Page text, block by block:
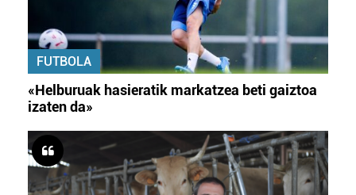
FUTBOLA
«Helburuak hasieratik markatzea beti gaiztoa
izaten da»